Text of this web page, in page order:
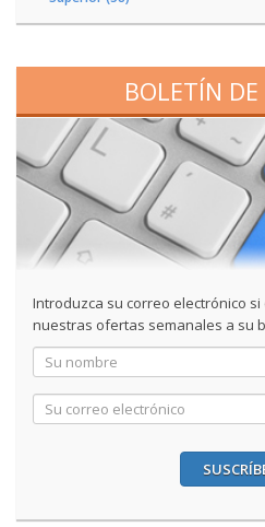
BOLETÍN DE
Introduzca su correo electrónico
nuestras ofertas semanales a su